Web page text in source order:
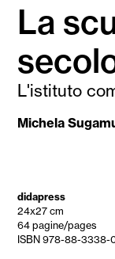
La
L'istituto
Michela
didapress
24x27 cm
64 pagine/pages
ISBN 978-88-3338-